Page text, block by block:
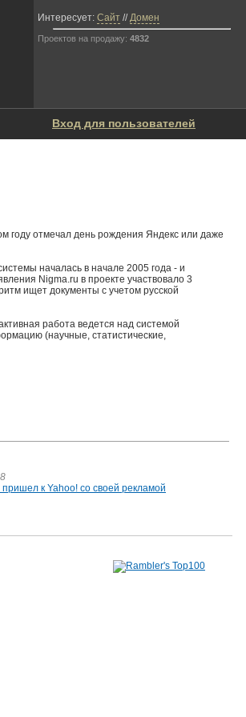
Интересует: Сайт //Домен
Проектов на продажу: 4832
Вход для пользователей
году отмечал день рождения Яндекс или даже
началась в начале 2005 года - и
Nigma.ru в проекте участвовало 3
ищет документы с учетом русской
работа ведется над системой
(научные, статистические,
к Yahoo! со своей рекламой